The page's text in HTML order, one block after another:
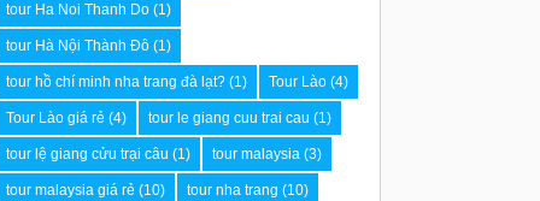
tour Ha Noi Thanh Do (1)
tour Hà Nội Thành Đô (1)
tour hồ chí minh nha trang đà lạt? (1) Tour Lào (4)
Tour Lào giá rẻ (4) tour le giang cuu trai cau (1)
tour lệ giang cửu trại câu (1) tour malaysia (3)
tour malaysia giá rẻ (10) tour nha trang (10)